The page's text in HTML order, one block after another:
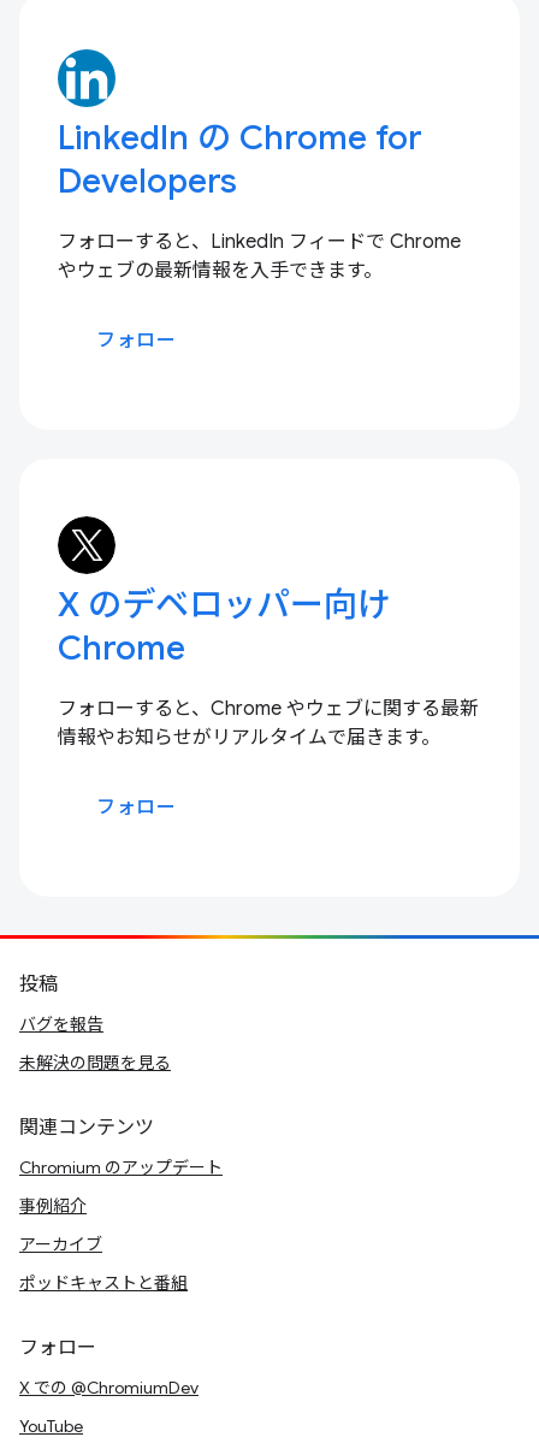
LinkedIn の Chrome for
Developers
フォローすると、LinkedIn フィードで Chrome
やウェブの最新情報を入手できます。
フォロー
X のデベロッパー向け
Chrome
フォローすると、Chrome やウェブに関する最新
情報やお知らせがリアルタイムで届きます。
フォロー
投稿
バグを報告
未解決の問題を見る
関連コンテンツ
Chromium のアップデート
事例紹介
アーカイブ
ポッドキャストと番組
フォロー
X での @ChromiumDev
YouTube